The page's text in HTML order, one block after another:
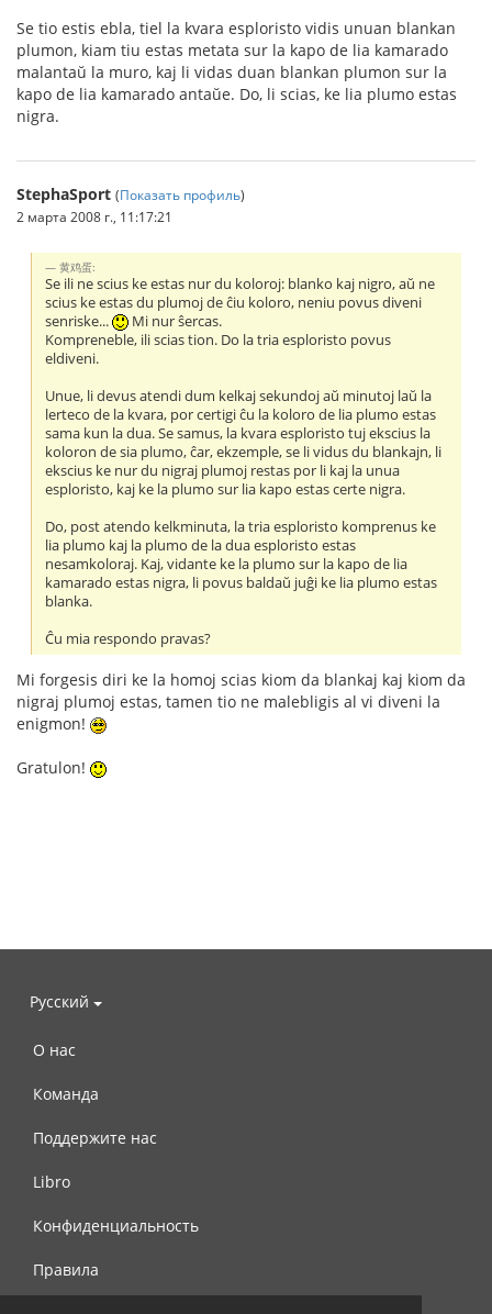
Se tio estis ebla, tiel la kvara esploristo vidis unuan blankan
plumon, kiam tiu estas metata sur la kapo de lia kamarado
malantaŭ la muro, kaj li vidas duan blankan plumon sur la
kapo de lia kamarado antaŭe. Do, li scias, ke lia plumo estas
nigra.
StephaSport (Показать профиль)
2 марта 2008 г., 11:17:21
黄鸡蛋:
Se ili ne scius ke estas nur du koloroj: blanko kaj nigro, aŭ ne
scius ke estas du plumoj de ĉiu koloro, neniu povus diveni
senriske...
Mi nur ŝercas.
Kompreneble, ili scias tion. Do la tria esploristo povus
eldiveni.
Unue, li devus atendi dum kelkaj sekundoj aŭ minutoj laŭ la
lerteco de la kvara, por certigi ĉu la koloro de lia plumo estas
sama kun la dua. Se samus, la kvara esploristo tuj ekscius la
koloron de sia plumo, ĉar, ekzemple, se li vidus du blankajn, li
ekscius ke nur du nigraj plumoj restas por li kaj la unua
esploristo, kaj ke la plumo sur lia kapo estas certe nigra.
Do, post atendo kelkminuta, la tria esploristo komprenus ke
lia plumo kaj la plumo de la dua esploristo estas
nesamkoloraj. Kaj, vidante ke la plumo sur la kapo de lia
kamarado estas nigra, li povus baldaŭ juĝi ke lia plumo estas
blanka.
Ĉu mia respondo pravas?
Mi forgesis diri ke la homoj scias kiom da blankaj kaj kiom da
nigraj plumoj estas, tamen tio ne malebligis al vi diveni la
enigmon!
Gratulon!
Русский
О нас
Команда
Поддержите нас
Libro
Конфиденциальность
Правила